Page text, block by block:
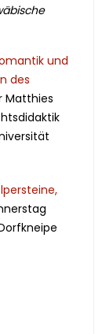
und
des
Matthies